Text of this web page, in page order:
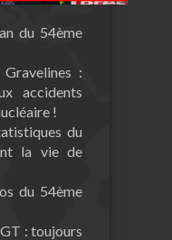
du 54ème
:
accidents
!
du
la vie de
du 54ème
: toujours